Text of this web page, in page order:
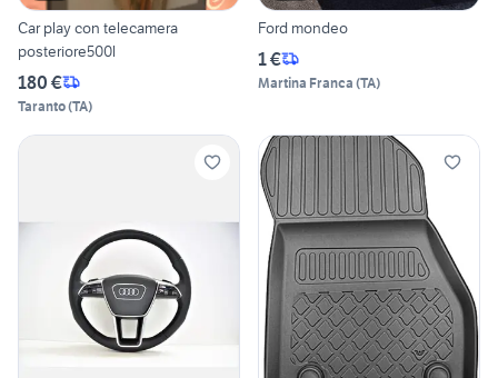
Car play con telecamera
posteriore500l
180 €
Taranto(TA)
Ford mondeo
1 €
Martina Franca (TA)